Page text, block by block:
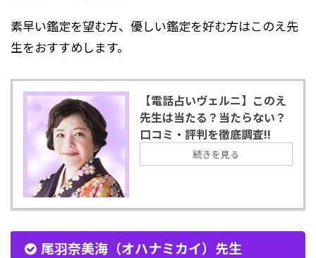
素早い鑑定を望む方、優しい鑑定を好む方はこのえ先
生をおすすめします。
【電話占いヴェルニ】このえ
先生は当たる？当たらない？
口コミ・評判を徹底調査!!
続きを見る
尾羽奈美海（オハナミカイ）先生